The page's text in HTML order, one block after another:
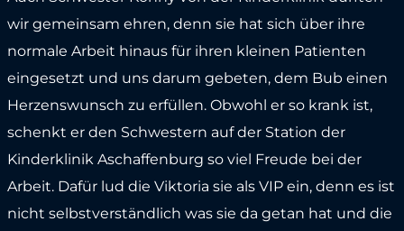
wir gemeinsam ehren, denn sie hat sich über ihre
normale Arbeit hinaus für ihren kleinen Patienten
eingesetzt und uns darum gebeten, dem Bub einen
Herzenswunsch zu erfüllen. Obwohl er so krank ist,
schenkt er den Schwestern auf der Station der
Kinderklinik Aschaffenburg so viel Freude bei der
Arbeit. Dafür lud die Viktoria sie als VIP ein, denn es ist
nicht selbstverständlich was sie da getan hat und die